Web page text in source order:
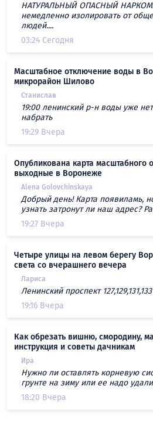
НАТУРАЛЬНЫЙ ОПАСНЫЙ
немедленно изолировать от
людей....
03:24 Сегодня
Масштабное отключение воды в
микрорайон Шилово
Станислав
19:00 ленинский р-н воды уже
набрать
19:29 Вчера
Опубликована карта масштабного
выходные в Воронеже
Alena Golovchinskaya
Добрый день! Карта появиламь,
узнать затронут ли наш адрес?
19:27 Вчера
Четыре улицы на левом берегу
света со вчерашнего вечера
Лариса
Ленинский проспект
19:16 Вчера
Как обрезать вишню, смородину,
инструкция и советы дачникам
Ира
Нужно ли оставлять корневую
грунте на зиму или ее надо
18:20 Вчера